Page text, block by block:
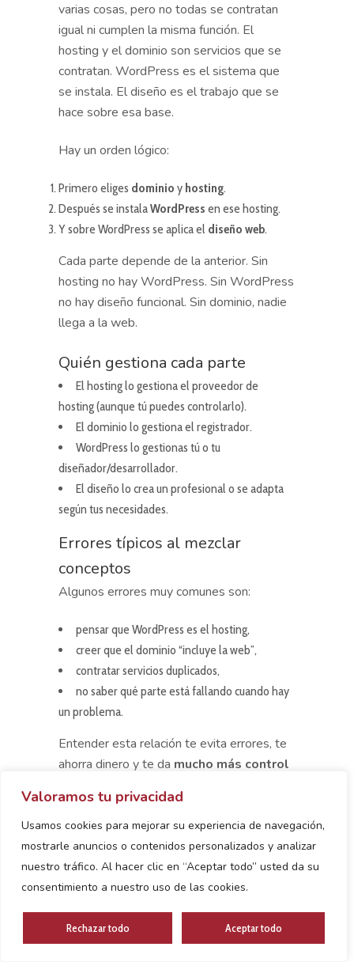
Valoramos tu privacidad
Usamos cookies para mejorar su experiencia de navegación,
mostrarle anuncios o contenidos personalizados y analizar
nuestro tráfico. Al hacer clic en “Aceptar todo” usted da su
consentimiento a nuestro uso de las cookies.
Rechazar todo Aceptar todo
varias cosas, pero no todas se contratan
igual ni cumplen la misma función. El
hosting y el dominio son servicios que se
contratan. WordPress es el sistema que
se instala. El diseño es el trabajo que se
hace sobre esa base.
Hay un orden lógico:
Primero eliges dominio y hosting.
Después se instalaWordPress en ese hosting.
Y sobre WordPress se aplica el diseño web.
Cada parte depende de la anterior. Sin
hosting no hay WordPress. Sin WordPress
no hay diseño funcional. Sin dominio, nadie
llega a la web.
Quién gestiona cada parte
El hosting lo gestiona el proveedor de
hosting (aunque tú puedes controlarlo).
El dominio lo gestiona el registrador.
WordPress lo gestionas tú o tu
diseñador/desarrollador.
El diseño lo crea un profesional o se adapta
según tus necesidades.
Errores típicos al mezclar
conceptos
Algunos errores muy comunes son:
pensar que WordPress es el hosting,
creer que el dominio “incluye la web”,
contratar servicios duplicados,
no saber qué parte está fallando cuando hay
un problema.
Entender esta relación te evita errores, te
ahorra dinero y te da mucho más control
Qué Necesitas Contratar
Para Tener Una Web